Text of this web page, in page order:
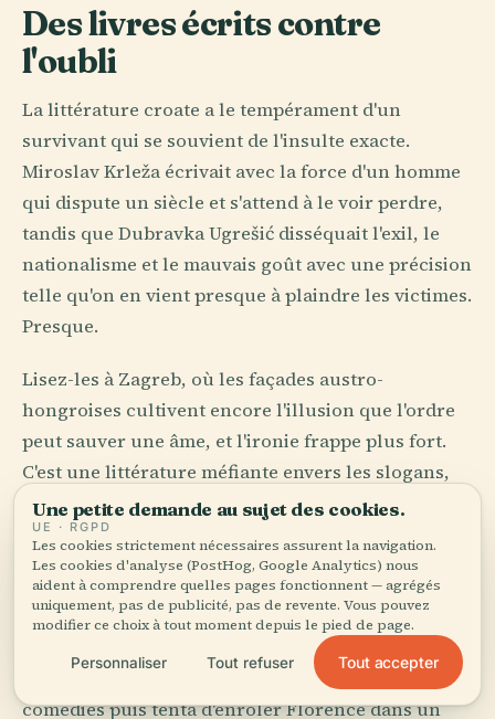
Des livres écrits contre
l'oubli
La littérature croate a le tempérament d'un
survivant qui se souvient de l'insulte exacte.
Miroslav Krleža écrivait avec la force d'un homme
qui dispute un siècle et s'attend à le voir perdre,
tandis que Dubravka Ugrešić disséquait l'exil, le
nationalisme et le mauvais goût avec une précision
telle qu'on en vient presque à plaindre les victimes.
Presque.
Lisez-les à Zagreb, où les façades austro-
hongroises cultivent encore l'illusion que l'ordre
peut sauver une âme, et l'ironie frappe plus fort.
C'est une littérature méfiante envers les slogans,
allergique à l'innocence, intime avec la fracture ;
les empires passent, les frontières bougent, les
noms changent, mais la phrase demeure,
tranchante comme du fil de fer.
Dubrovnik apporte une ruse plus théâtrale. Marin
Držić, dramaturge et conspirateur, écrivit des
comédies puis tenta d'enrôler Florence dans un
Une petite demande au sujet des cookies.
UE · RGPD
Les cookies strictement nécessaires assurent la navigation.
Les cookies d'analyse (PostHog, Google Analytics) nous
aident à comprendre quelles pages fonctionnent — agrégés
uniquement, pas de publicité, pas de revente. Vous pouvez
modifier ce choix à tout moment depuis le pied de page.
Personnaliser Tout refuser Tout accepter